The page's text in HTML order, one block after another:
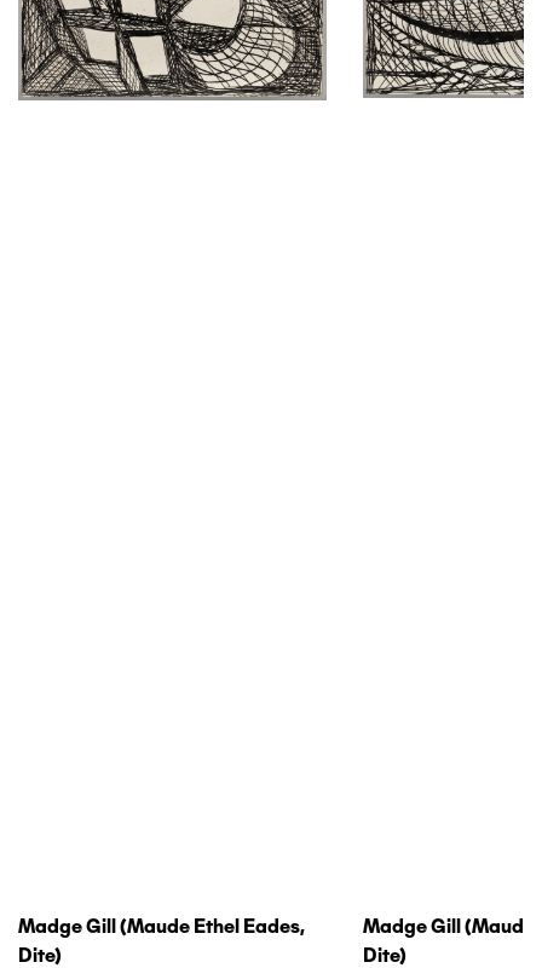
Madge Gill (maude Ethel Eades,
Dite)
Madge Gill (maude
Dite)